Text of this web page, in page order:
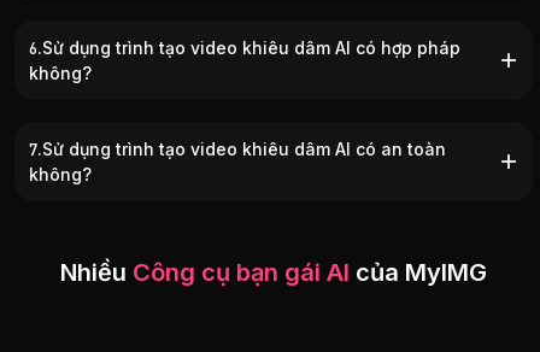
6.Sử dụng trình tạo video khiêu dâm AI có hợp pháp
không?
7.Sử dụng trình tạo video khiêu dâm AI có an toàn
không?
Nhiều Công cụ bạn gái AI của MyIMG